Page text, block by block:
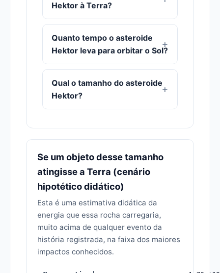
Hektor à Terra?
Quanto tempo o asteroide
Hektor leva para orbitar o Sol?
Qual o tamanho do asteroide
Hektor?
Se um objeto desse tamanho
atingisse a Terra (cenário
hipotético didático)
Esta é uma estimativa didática da
energia que essa rocha carregaria,
muito acima de qualquer evento da
história registrada, na faixa dos maiores
impactos conhecidos.